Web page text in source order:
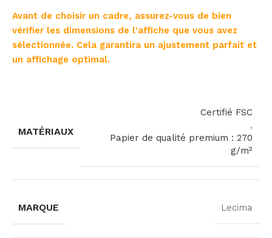
Avant de choisir un cadre, assurez-vous de bien
vérifier les dimensions de l'affiche que vous avez
sélectionnée. Cela garantira un ajustement parfait et
un affichage optimal.
MATÉRIAUX
Certifié FSC
,
Papier de qualité premium : 270
g/m²
MARQUE Lecima